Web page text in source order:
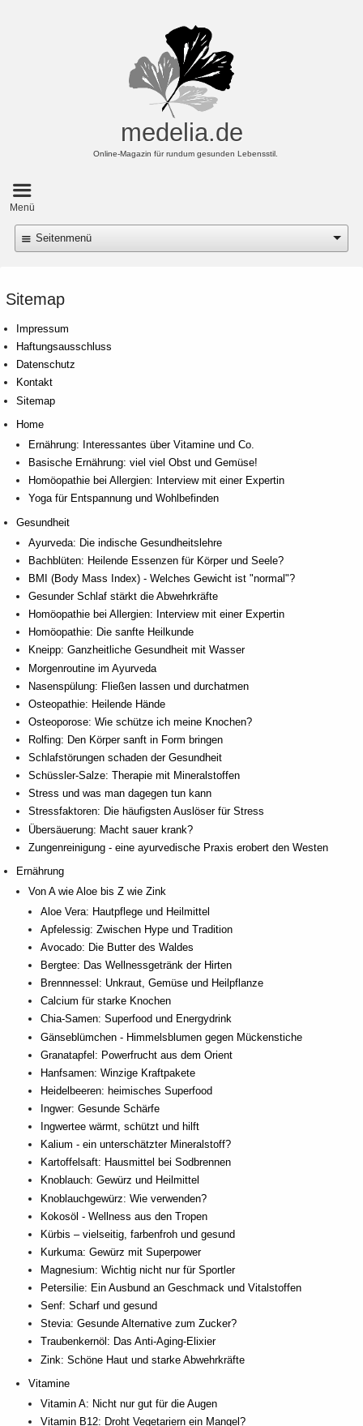
medelia.de
Online-Magazin für rundum gesunden Lebensstil.
Hauptmenü
Menü
Seitenmenü
Sitemap
Impressum
Haftungsausschluss
Datenschutz
Kontakt
Sitemap
Home
Ernährung: Interessantes über Vitamine und Co.
Basische Ernährung: viel viel Obst und Gemüse!
Homöopathie bei Allergien: Interview mit einer Expertin
Yoga für Entspannung und Wohlbefinden
Gesundheit
Ayurveda: Die indische Gesundheitslehre
Bachblüten: Heilende Essenzen für Körper und Seele?
BMI (Body Mass Index) - Welches Gewicht ist "normal"?
Gesunder Schlaf stärkt die Abwehrkräfte
Homöopathie bei Allergien: Interview mit einer Expertin
Homöopathie: Die sanfte Heilkunde
Kneipp: Ganzheitliche Gesundheit mit Wasser
Morgenroutine im Ayurveda
Nasenspülung: Fließen lassen und durchatmen
Osteopathie: Heilende Hände
Osteoporose: Wie schütze ich meine Knochen?
Rolfing: Den Körper sanft in Form bringen
Schlafstörungen schaden der Gesundheit
Schüssler-Salze: Therapie mit Mineralstoffen
Stress und was man dagegen tun kann
Stressfaktoren: Die häufigsten Auslöser für Stress
Übersäuerung: Macht sauer krank?
Zungenreinigung - eine ayurvedische Praxis erobert den Westen
Ernährung
Von A wie Aloe bis Z wie Zink
Aloe Vera: Hautpflege und Heilmittel
Apfelessig: Zwischen Hype und Tradition
Avocado: Die Butter des Waldes
Bergtee: Das Wellnessgetränk der Hirten
Brennnessel: Unkraut, Gemüse und Heilpflanze
Calcium für starke Knochen
Chia-Samen: Superfood und Energydrink
Gänseblümchen - Himmelsblumen gegen Mückenstiche
Granatapfel: Powerfrucht aus dem Orient
Hanfsamen: Winzige Kraftpakete
Heidelbeeren: heimisches Superfood
Ingwer: Gesunde Schärfe
Ingwertee wärmt, schützt und hilft
Kalium - ein unterschätzter Mineralstoff?
Kartoffelsaft: Hausmittel bei Sodbrennen
Knoblauch: Gewürz und Heilmittel
Knoblauchgewürz: Wie verwenden?
Kokosöl - Wellness aus den Tropen
Kürbis – vielseitig, farbenfroh und gesund
Kurkuma: Gewürz mit Superpower
Magnesium: Wichtig nicht nur für Sportler
Petersilie: Ein Ausbund an Geschmack und Vitalstoffen
Senf: Scharf und gesund
Stevia: Gesunde Alternative zum Zucker?
Traubenkernöl: Das Anti-Aging-Elixier
Zink: Schöne Haut und starke Abwehrkräfte
Vitamine
Vitamin A: Nicht nur gut für die Augen
Vitamin B12: Droht Vegetariern ein Mangel?